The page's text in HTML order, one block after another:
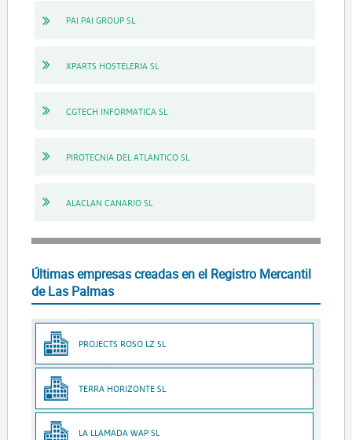
PAI PAI GROUP SL
XPARTS HOSTELERIA SL
CGTECH INFORMATICA SL
PIROTECNIA DEL ATLANTICO SL
ALACLAN CANARIO SL
Últimas empresas creadas en el Registro Mercantil
de Las Palmas
PROJECTS ROSO LZ SL
TERRA HORIZONTE SL
LA LLAMADA WAP SL